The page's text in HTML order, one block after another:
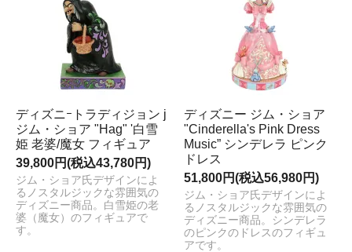
ディズニｰトラディジョン j
ジム・ショア "Hag" '白雪
姫 老婆/魔女 フィギュア
39,800円(税込43,780円)
ジム・ショア氏デザインによ
るノスタルジックな雰囲気の
ディズニー商品。白雪姫の老
婆（魔女）のフィギュアで
す。
ディズニー ジム・ショア
"Cinderella's Pink Dress
Music” シンデレラ ピンク
ドレス
51,800円(税込56,980円)
ジム・ショア氏デザインによ
るノスタルジックな雰囲気の
ディズニー商品。シンデレラ
のピンクのドレスのフィギュ
アです。